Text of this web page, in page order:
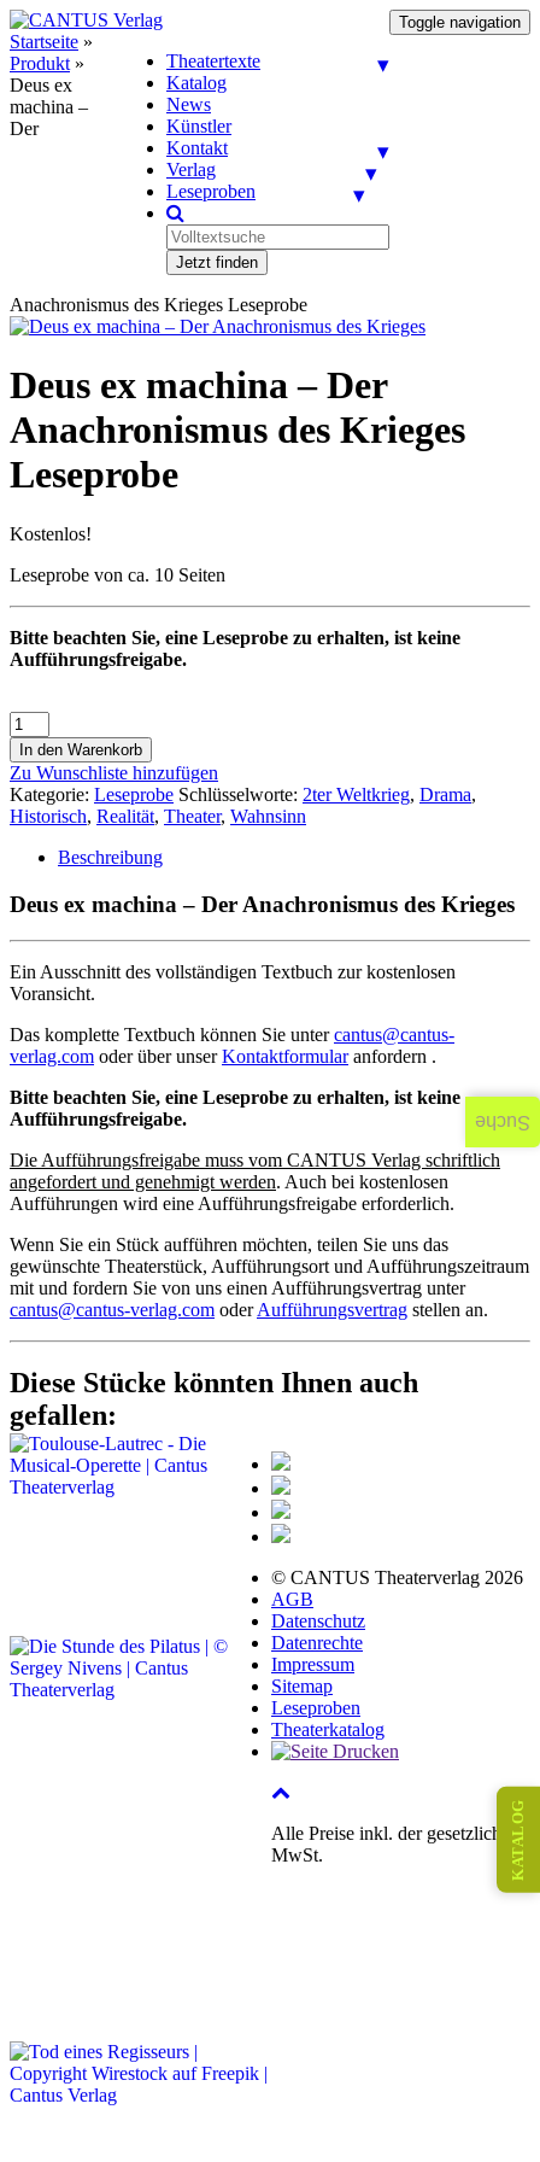
Toggle navigation
Theatertexte
Katalog
News
Künstler
Kontakt
Verlag
Leseproben
Jetzt finden
Startseite »
Produkt »
Deus ex
machina –
Der
Anachronismus des Krieges Leseprobe
Deus ex machina – Der
Anachronismus des Krieges
Leseprobe
Kostenlos!
Leseprobe von ca. 10 Seiten
Bitte beachten Sie, eine Leseprobe zu erhalten, ist keine
Aufführungsfreigabe.
In den Warenkorb
Zu Wunschliste hinzufügen
Kategorie: Leseprobe Schlüsselworte: 2ter Weltkrieg, Drama,
Historisch, Realität, Theater, Wahnsinn
Beschreibung
Deus ex machina – Der Anachronismus des Krieges
Ein Ausschnitt des vollständigen Textbuch zur kostenlosen
Voransicht.
Das komplette Textbuch können Sie untercantus@cantus-
verlag.com oder über unserKontaktformularanfordern .
Bitte beachten Sie, eine Leseprobe zu erhalten, ist keine
Aufführungsfreigabe.
Die Aufführungsfreigabe muss vom CANTUS Verlag schriftlich
angefordert und genehmigt werden. Auch bei kostenlosen
Aufführungen wird eine Aufführungsfreigabe erforderlich.
Wenn Sie ein Stück aufführen möchten, teilen Sie uns das
gewünschte Theaterstück, Aufführungsort und Aufführungszeitraum
mit und fordern Sie von uns einen Aufführungsvertrag unter
cantus@cantus-verlag.com oderAufführungsvertrag stellen an.
Diese Stücke könnten Ihnen auch
gefallen:
© CANTUS Theaterverlag 2026
AGB
Datenschutz
Datenrechte
Impressum
Sitemap
Leseproben
Theaterkatalog
Alle Preise inkl. der gesetzlichen
MwSt.
KATALOG
Suche